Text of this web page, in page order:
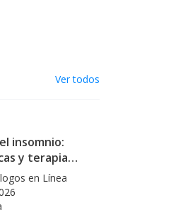
Ver todos
insomnio:
y terapia
en Línea